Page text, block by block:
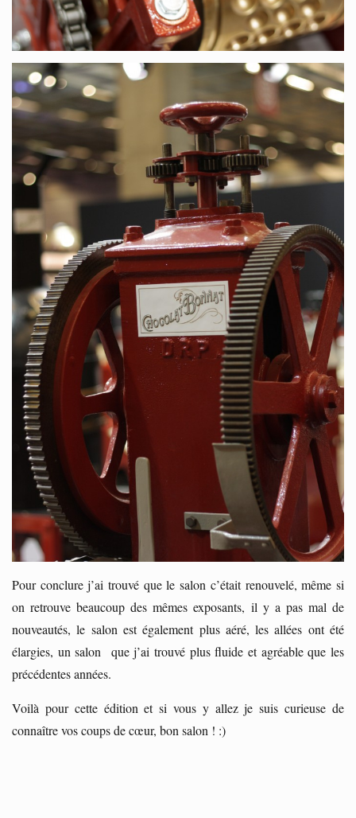
Pour conclure j’ai trouvé que le salon c’était renouvelé, même si
on retrouve beaucoup des mêmes exposants, il y a pas mal de
nouveautés, le salon est également plus aéré, les allées ont été
élargies, un salon que j’ai trouvé plus fluide et agréable que les
précédentes années.
Voilà pour cette édition et si vous y allez je suis curieuse de
connaître vos coups de cœur, bon salon ! :)